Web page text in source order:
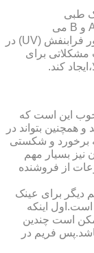
طبی
است،مقاومت در برابر اشعه UV در هر دو نوع A و B می
باشد.قطعاً قرار گرفتن در معرض تابش اشعه نور فرابنفش (UV) در
مشکلاتی برای
کند.
این است که
بتواند در
برخورد و شکستی
بسیار مهم
از فروشنده
دیگر برای عینک
اینکه
است چندین
فریم در